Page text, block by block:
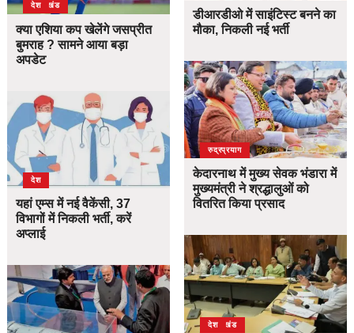
उत्तराखंड
देश
क्या एशिया कप खेलेंगे जसप्रीत
बुमराह ? सामने आया बड़ा
अपडेट
देश
यहां एम्स में नई वैकेंसी, 37
विभागों में निकली भर्ती, करें
अप्लाई
डीआरडीओ में साइंटिस्ट बनने का
मौका, निकली नई भर्ती
उत्तराखंड
देश
रुद्रप्रयाग
केदारनाथ में मुख्य सेवक भंडारा में
मुख्यमंत्री ने श्रद्धालुओं को
वितरित किया प्रसाद
उत्तराखंड
देश